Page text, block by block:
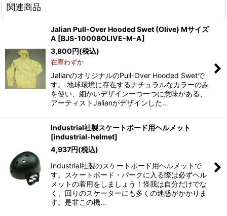
関連商品
Jalian Pull-Over Hooded Swet (Olive) Mサイズ
A [BJS-10008OLIVE-M-A]
3,800円(税込)
在庫わずか
JalianのオリジナルのPull-Over Hooded Swetで
す。 地球環境に存在するナチュラルなカラーのみ
を使い、細かいデザイン一つ一つに意味がある、
アーティストJalianがデザインした…
Industrial社製スケートボード用ヘルメット
[industrial-helmet]
4,937円(税込)
Industrial社製のスケートボード用ヘルメットで
す。スケートボード・パークに入る際は必ずヘル
メットの着用をしましょう！怪我は自分だけでな
く、回りのスケーターにも多くの迷惑がかかりま
す。是非この機…